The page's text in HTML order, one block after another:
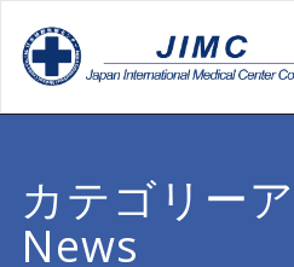
カテゴリー
News